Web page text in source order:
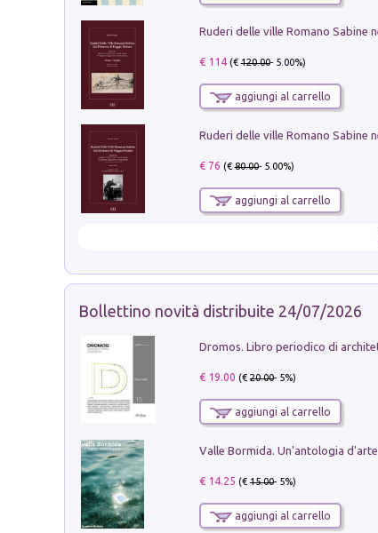
€ 114(€120.00- 5.00%)
aggiungi al carrello
€ 76 (€80.00- 5.00%)
aggiungi al carrello
Bollettino novità distribuite 24/07/2026
€ 19.00 (€20.00- 5%)
aggiungi al carrello
Valle Bormida. Un'antologia d'arte
€ 14.25 (€15.00- 5%)
aggiungi al carrello